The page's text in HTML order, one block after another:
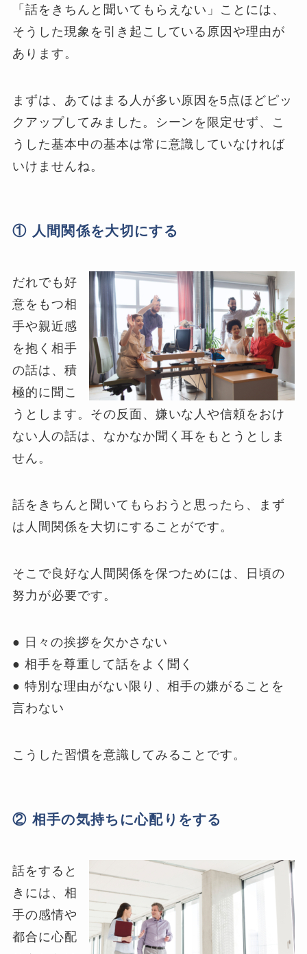
「話をきちんと聞いてもらえない」ことには、
そうした現象を引き起こしている原因や理由が
あります。
まずは、あてはまる人が多い原因を5点ほどピッ
クアップしてみました。シーンを限定せず、こ
うした基本中の基本は常に意識していなければ
いけませんね。
① 人間関係を大切にする
だれでも好
意をもつ相
手や親近感
を抱く相手
の話は、積
極的に聞こ
うとします。その反面、嫌いな人や信頼をおけ
ない人の話は、なかなか聞く耳をもとうとしま
せん。
話をきちんと聞いてもらおうと思ったら、まず
は人間関係を大切にすることがです。
そこで良好な人間関係を保つためには、日頃の
努力が必要です。
● 日々の挨拶を欠かさない
● 相手を尊重して話をよく聞く
● 特別な理由がない限り、相手の嫌がることを
言わない
こうした習慣を意識してみることです。
② 相手の気持ちに心配りをする
話をすると
きには、相
手の感情や
都合に心配